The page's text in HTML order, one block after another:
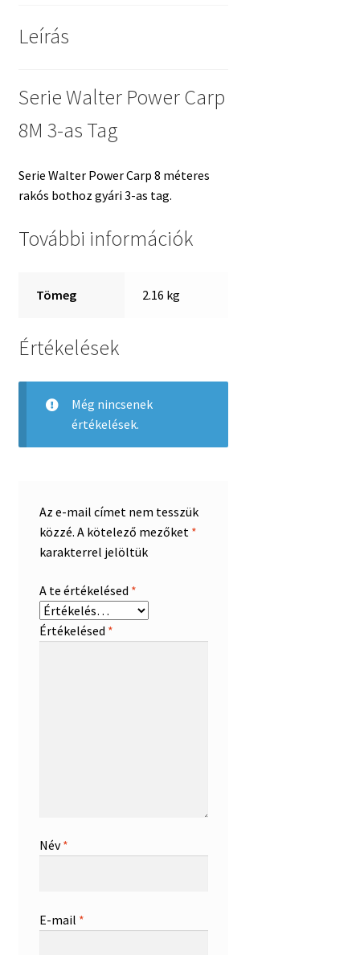
Leírás
Serie Walter Power Carp
8M 3-as Tag
Serie Walter Power Carp 8 méteres
rakós bothoz gyári 3-as tag.
További információk
Tömeg 2.16 kg
Értékelések
Még nincsenek
értékelések.
Az e-mail címet nem tesszük
közzé. A kötelező mezőket *
karakterrel jelöltük
A te értékelésed *
Értékelésed *
Név*
E-mail *